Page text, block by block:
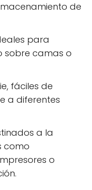
de
para
sobre camas o
fáciles de
a diferentes
a la
como
o